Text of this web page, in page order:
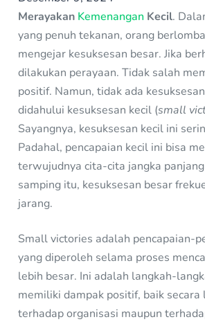
Merayakan Kemenangan Kecil.
yang penuh tekanan, orang
mengejar kesuksesan besar. Jika
dilakukan perayaan. Tidak salah
positif. Namun, tidak ada
didahului kesuksesan kecil (small
Sayangnya, kesuksesan kecil ini
Padahal, pencapaian kecil ini bisa
terwujudnya cita-cita jangka
samping itu, kesuksesan besar
jarang.
Small victories adalah pencapaian-
yang diperoleh selama proses
lebih besar. Ini adalah langkah-
memiliki dampak positif, baik secara
terhadap organisasi maupun